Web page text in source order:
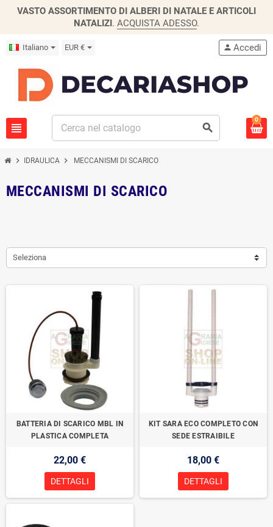
VASTO ASSORTIMENTO DI ALBERI DI NATALE E ARTICOLI
NATALIZI. ACQUISTA ADESSO.
Italiano EUR €
view_headline search
person Accedi
0
chevron_right IDRAULICA chevron_right MECCANISMI DI SCARICO
MECCANISMI DI SCARICO
Seleziona
BATTERIA DI SCARICO MBL IN
PLASTICA COMPLETA
22,00 €
DETTAGLI
KIT SARA ECO COMPLETO CON
SEDE ESTRAIBILE
18,00 €
DETTAGLI